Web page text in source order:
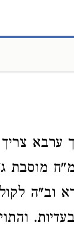
ערבא
מוסבת
וב"ה